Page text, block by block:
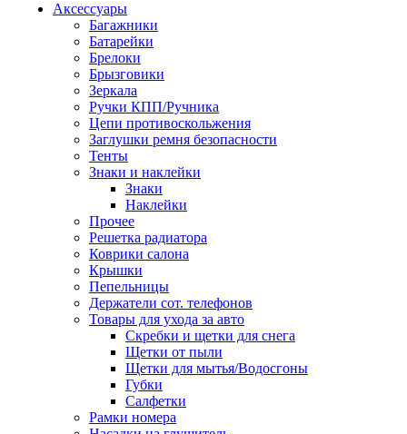
Аксессуары
Багажники
Батарейки
Брелоки
Брызговики
Зеркала
Ручки КПП/Ручника
Цепи противоскольжения
Заглушки ремня безопасности
Тенты
Знаки и наклейки
Знаки
Наклейки
Прочее
Решетка радиатора
Коврики салона
Крышки
Пепельницы
Держатели сот. телефонов
Товары для ухода за авто
Скребки и щетки для снега
Щетки от пыли
Щетки для мытья/Водосгоны
Губки
Салфетки
Рамки номера